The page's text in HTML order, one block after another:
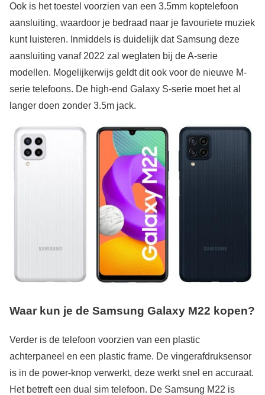
Ook is het toestel voorzien van een 3.5mm koptelefoon
aansluiting, waardoor je bedraad naar je favouriete muziek
kunt luisteren. Inmiddels is duidelijk dat Samsung deze
aansluiting vanaf 2022 zal weglaten bij de A-serie
modellen. Mogelijkerwijs geldt dit ook voor de nieuwe M-
serie telefoons. De high-end Galaxy S-serie moet het al
langer doen zonder 3.5m jack.
Waar kun je de Samsung Galaxy M22 kopen?
Verder is de telefoon voorzien van een plastic
achterpaneel en een plastic frame. De vingerafdruksensor
is in de power-knop verwerkt, deze werkt snel en accuraat.
Het betreft een dual sim telefoon. De Samsung M22 is